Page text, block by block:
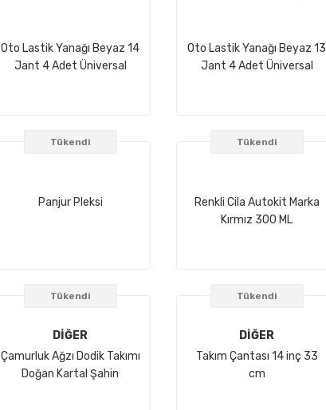
Oto Lastik Yanağı Beyaz 14
Jant 4 Adet Üniversal
Oto Lastik Yanağı Beyaz 13
Jant 4 Adet Üniversal
Tükendi
Panjur Pleksi
Tükendi
Renkli Cila Autokit Marka
Kırmız 300 ML
Tükendi
DİĞER
Çamurluk Ağzı Dodik Takımı
Doğan Kartal Şahin
Tükendi
DİĞER
Takım Çantası 14 inç 33
cm